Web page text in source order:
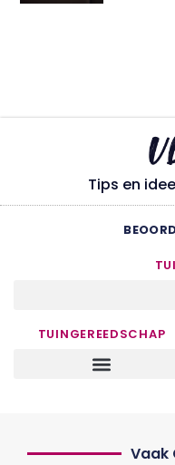
Tips en
TUINGEREEDSCHAP
Vaak